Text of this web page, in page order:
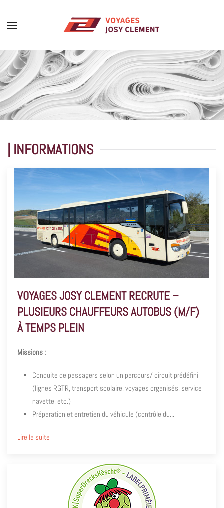
Skip to main content
| INFORMATIONS
VOYAGES JOSY CLEMENT RECRUTE –
PLUSIEURS CHAUFFEURS AUTOBUS (M/F)
À TEMPS PLEIN
Missions :
Conduite de passagers selon un parcours/ circuit prédéfini
(lignes RGTR, transport scolaire, voyages organisés, service
navette, etc.)
Préparation et entretien du véhicule (contrôle du...
Lire la suite